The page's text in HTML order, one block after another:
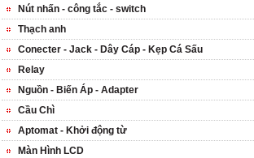
Nút nhấn - công tắc - switch
Thạch anh
Conecter - Jack - Dây Cáp - Kẹp Cá Sấu
Relay
Nguồn - Biến Áp - Adapter
Cầu Chì
Aptomat - Khởi động từ
Màn Hình LCD